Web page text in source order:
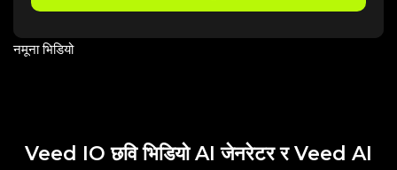
नमूना भिडियो
Veed IO छवि भिडियो AI जेनरेटर र Veed AI